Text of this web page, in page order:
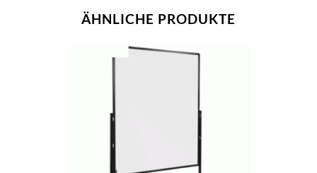
ÄHNLICHE PRODUKTE